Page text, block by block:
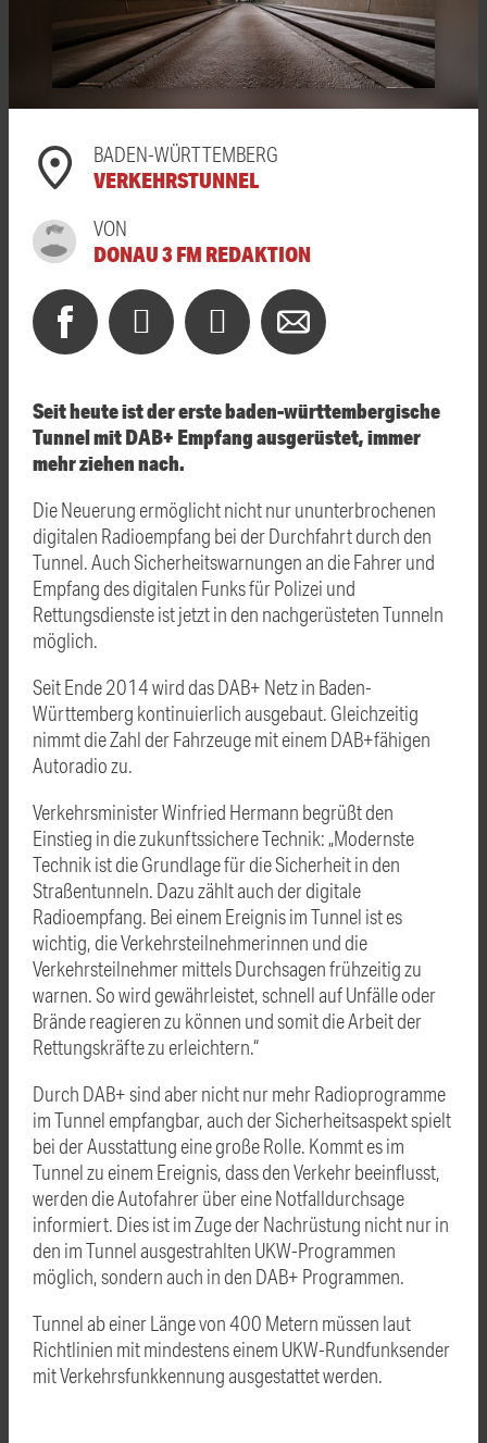
BADEN-WÜRTTEMBERG
VERKEHRSTUNNEL
VON
DONAU 3 FM REDAKTION
Seit heute ist der erste baden-württembergische
Tunnel mit DAB+ Empfang ausgerüstet, immer
mehr ziehen nach.
Die Neuerung ermöglicht nicht nur ununterbrochenen
digitalen Radioempfang bei der Durchfahrt durch den
Tunnel. Auch Sicherheitswarnungen an die Fahrer und
Empfang des digitalen Funks für Polizei und
Rettungsdienste ist jetzt in den nachgerüsteten Tunneln
möglich.
Seit Ende 2014 wird das DAB+ Netz in Baden-
Württemberg kontinuierlich ausgebaut. Gleichzeitig
nimmt die Zahl der Fahrzeuge mit einem DAB+fähigen
Autoradio zu.
Verkehrsminister Winfried Hermann begrüßt den
Einstieg in die zukunftssichere Technik: „Modernste
Technik ist die Grundlage für die Sicherheit in den
Straßentunneln. Dazu zählt auch der digitale
Radioempfang. Bei einem Ereignis im Tunnel ist es
wichtig, die Verkehrsteilnehmerinnen und die
Verkehrsteilnehmer mittels Durchsagen frühzeitig zu
warnen. So wird gewährleistet, schnell auf Unfälle oder
Brände reagieren zu können und somit die Arbeit der
Rettungskräfte zu erleichtern.“
Durch DAB+ sind aber nicht nur mehr Radioprogramme
im Tunnel empfangbar, auch der Sicherheitsaspekt spielt
bei der Ausstattung eine große Rolle. Kommt es im
Tunnel zu einem Ereignis, dass den Verkehr beeinflusst,
werden die Autofahrer über eine Notfalldurchsage
informiert. Dies ist im Zuge der Nachrüstung nicht nur in
den im Tunnel ausgestrahlten UKW-Programmen
möglich, sondern auch in den DAB+ Programmen.
Tunnel ab einer Länge von 400 Metern müssen laut
Richtlinien mit mindestens einem UKW-Rundfunksender
mit Verkehrsfunkkennung ausgestattet werden.